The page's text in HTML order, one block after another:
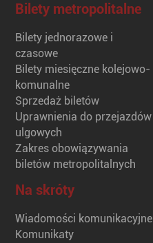
Bilety metropolitalne
Bilety jednorazowe i
czasowe
Bilety miesięczne kolejowo-
komunalne
Sprzedaż biletów
Uprawnienia do przejazdów
ulgowych
Zakres obowiązywania
biletów metropolitalnych
Na skróty
Wiadomości komunikacyjne
Komunikaty